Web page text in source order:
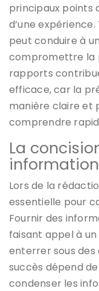
principaux points
d’une
peut conduire à
compromettre la
rapports
efficace, car la
manière claire et
comprendre
La
Lors de la
essentielle pour
Fournir des
faisant appel à
enterrer sous des
succès dépend
condenser les